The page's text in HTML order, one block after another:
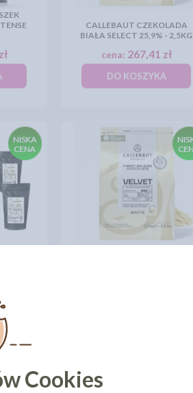
CALLEBAUT CZEKOLADA
BIAŁA SELECT 25,9% - 2,5KG
cena: 267,41 zł
DO KOSZYKA
Cookies